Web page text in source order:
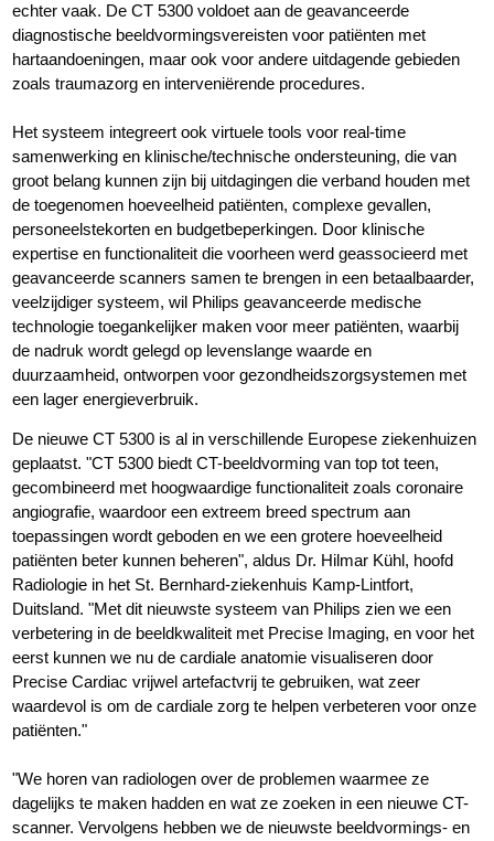
echter vaak. De CT 5300 voldoet aan de geavanceerde
diagnostische beeldvormingsvereisten voor patiënten met
hartaandoeningen, maar ook voor andere uitdagende gebieden
zoals traumazorg en interveniërende procedures.
Het systeem integreert ook virtuele tools voor real-time
samenwerking en klinische/technische ondersteuning, die van
groot belang kunnen zijn bij uitdagingen die verband houden met
de toegenomen hoeveelheid patiënten, complexe gevallen,
personeelstekorten en budgetbeperkingen. Door klinische
expertise en functionaliteit die voorheen werd geassocieerd met
geavanceerde scanners samen te brengen in een betaalbaarder,
veelzijdiger systeem, wil Philips geavanceerde medische
technologie toegankelijker maken voor meer patiënten, waarbij
de nadruk wordt gelegd op levenslange waarde en
duurzaamheid, ontworpen voor gezondheidszorgsystemen met
een lager energieverbruik.
De nieuwe CT 5300 is al in verschillende Europese ziekenhuizen
geplaatst. "CT 5300 biedt CT-beeldvorming van top tot teen,
gecombineerd met hoogwaardige functionaliteit zoals coronaire
angiografie, waardoor een extreem breed spectrum aan
toepassingen wordt geboden en we een grotere hoeveelheid
patiënten beter kunnen beheren", aldus Dr. Hilmar Kühl, hoofd
Radiologie in het St. Bernhard-ziekenhuis Kamp-Lintfort,
Duitsland. "Met dit nieuwste systeem van Philips zien we een
verbetering in de beeldkwaliteit met Precise Imaging, en voor het
eerst kunnen we nu de cardiale anatomie visualiseren door
Precise Cardiac vrijwel artefactvrij te gebruiken, wat zeer
waardevol is om de cardiale zorg te helpen verbeteren voor onze
patiënten."
"We horen van radiologen over de problemen waarmee ze
dagelijks te maken hadden en wat ze zoeken in een nieuwe CT-
scanner. Vervolgens hebben we de nieuwste beeldvormings- en